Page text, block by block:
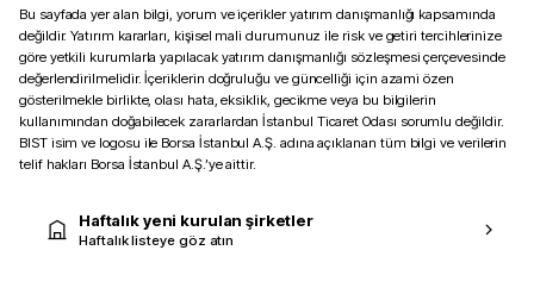
Bu sayfada yer alan bilgi, yorum ve içerikler yatırım danışmanlığı kapsamında
değildir. Yatırım kararları, kişisel mali durumunuz ile risk ve getiri tercihlerinize
göre yetkili kurumlarla yapılacak yatırım danışmanlığı sözleşmesi çerçevesinde
değerlendirilmelidir. İçeriklerin doğruluğu ve güncelliği için azami özen
gösterilmekle birlikte, olası hata, eksiklik, gecikme veya bu bilgilerin
kullanımından doğabilecek zararlardan İstanbul Ticaret Odası sorumlu değildir.
BIST isim ve logosu ile Borsa İstanbul A.Ş. adına açıklanan tüm bilgi ve verilerin
telif hakları Borsa İstanbul A.Ş.’ye aittir.
Haftalık yeni kurulan şirketler
Haftalık listeye göz atın